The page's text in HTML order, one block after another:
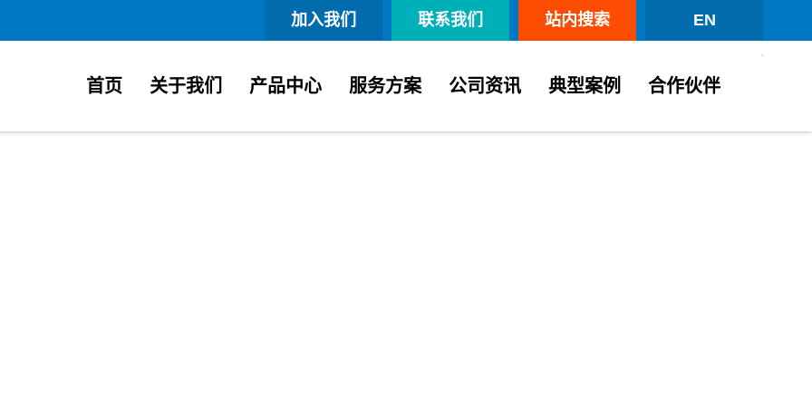
EN
站内搜索
联系我们
加入我们
首页 关于我们 产品中心 服务方案 公司资讯 典型案例 合作伙伴